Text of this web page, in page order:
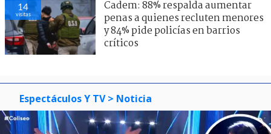
14
visitas
Cadem: 88% respalda aumentar
penas a quienes recluten menores
y 84% pide policías en barrios
críticos
Espectáculos Y TV > Noticia